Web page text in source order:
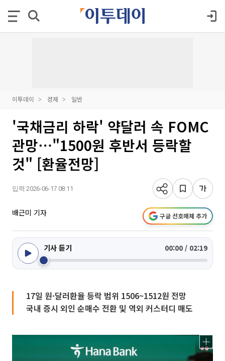
이투데이 경제 일반
'국채금리 하락' 약달러 속 FOMC
관망⋯"1500원 후반서 등락할
것" [환율전망]
입력 2026-06-17 08:11
배근미 기자 구글 선호매체 추가
기사 듣기 00:00 / 02:19
17일 원·달러환율 등락 범위 1506~1512원 전망
국내 증시 외인 순매수 전환 및 역외 커스터디 매도